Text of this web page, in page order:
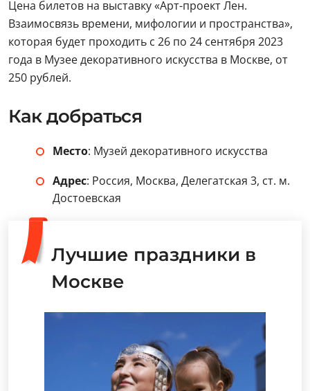
Цена билетов на выставку «Арт-проект Лен.
Взаимосвязь времени, мифологии и пространства»,
которая будет проходить с 26 по 24 сентября 2023
года в Музее декоративного искусства в Москве, от
250 рублей.
Как добраться
Место: Музей декоративного искусства
Адрес: Россия, Москва, Делегатская 3, ст. м.
Достоевская
Лучшие праздники в
Москве